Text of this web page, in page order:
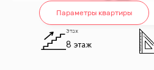
Параметры квартиры
Этаж
8 этаж